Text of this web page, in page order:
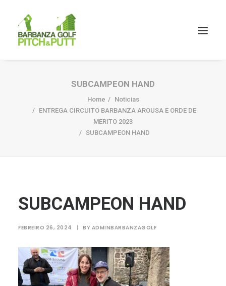
SUBCAMPEON HAND
Home
Noticias
ENTREGA CIRCUITO BARBANZA AROUSA E ORDE DE
MERITO 2023
SUBCAMPEON HAND
SUBCAMPEON HAND
FEBREIRO 26, 2024 | BY ADMINBARBANZAGOLF